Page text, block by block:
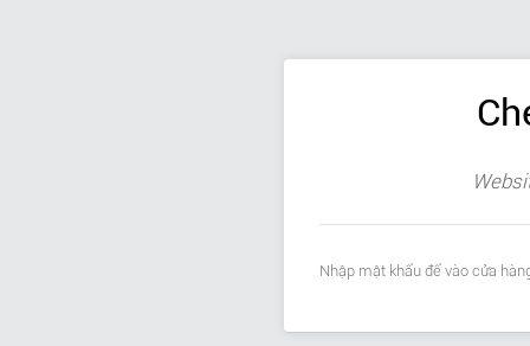
Nhập mật khẩu để vào cửa